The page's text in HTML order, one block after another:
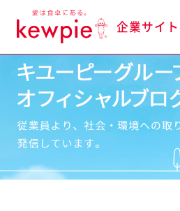
企業サイト